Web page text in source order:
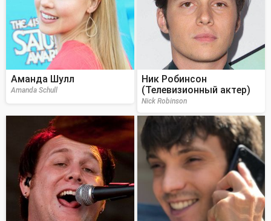
Аманда Шулл
Amanda Schull
Ник Робинсон
(Телевизионный актер)
Nick Robinson